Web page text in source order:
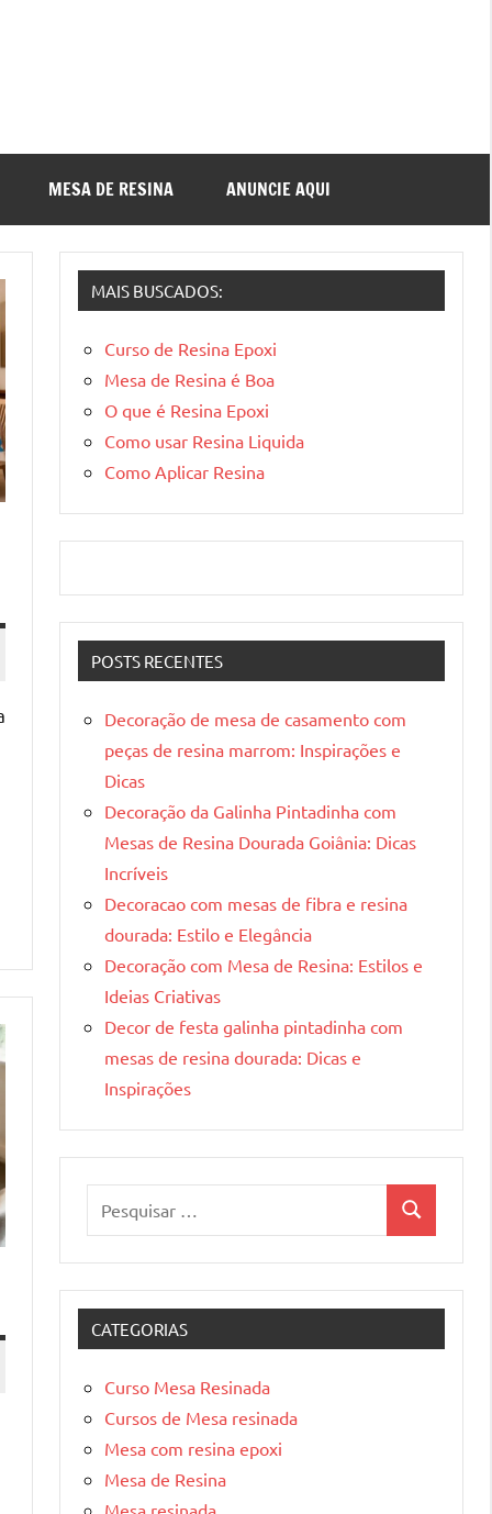
MESA DE RESINA ANUNCIE AQUI
MAIS BUSCADOS:
Curso de Resina Epoxi
Mesa de Resina é Boa
O que é Resina Epoxi
Como usar Resina Liquida
Como Aplicar Resina
POSTS RECENTES
Decoração de mesa de casamento com
peças de resina marrom: Inspirações e
Dicas
Decoração da Galinha Pintadinha com
Mesas de Resina Dourada Goiânia: Dicas
Incríveis
Decoracao com mesas de fibra e resina
dourada: Estilo e Elegância
Decoração com Mesa de Resina: Estilos e
Ideias Criativas
Decor de festa galinha pintadinha com
mesas de resina dourada: Dicas e
Inspirações
Pesquisa
CATEGORIAS
Curso Mesa Resinada
Cursos de Mesa resinada
Mesa com resina epoxi
Mesa de Resina
Mesa resinada